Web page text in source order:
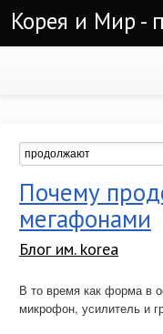
Корея и Мир -
Почему
мегафонами
Блог им. korea
В то время как форма в
микрофон, усилитель и